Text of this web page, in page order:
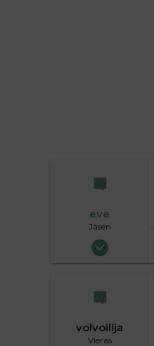
eve
Jäsen
09.06.2004
volvoilija
Vieras